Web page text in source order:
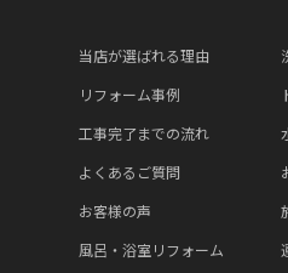
当店が選ばれる理由
リフォーム事例
工事完了までの流れ
よくあるご質問
お客様の声
風呂・浴室リフォーム